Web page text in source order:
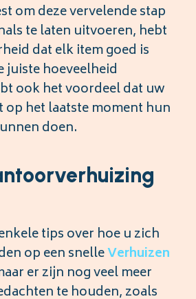
om deze vervelende stap
te laten uitvoeren, hebt
dat elk item goed is
juiste hoeveelheid
ook het voordeel dat uw
het laatste moment hun
doen.
tips over hoe u zich
op een snelleVerhuizen
er zijn nog veel meer
te houden, zoals